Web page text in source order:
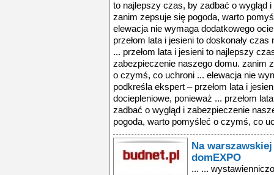
to najlepszy czas, by zadbać o wygląd
zanim zepsuje się pogoda, warto
elewacja nie wymaga dodatkowego
przełom lata i jesieni to doskonały
... przełom lata i jesieni to najlepszy
zabezpieczenie naszego domu. zanim
o czymś, co uchroni ... elewacja nie
podkreśla ekspert – przełom lata i
dociepleniowe, ponieważ ... przełom
zadbać o wygląd i zabezpieczenie
pogoda, warto pomyśleć o czymś, co
Na
domEXPO
... ...